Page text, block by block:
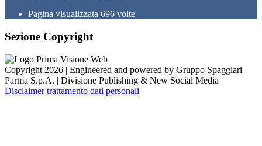
Pagina visualizzata 696 volte
Sezione Copyright
Copyright 2026 | Engineered and powered by Gruppo Spaggiari
Parma S.p.A. | Divisione Publishing & New Social Media
Disclaimer trattamento dati personali